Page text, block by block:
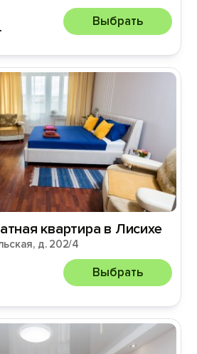
Выбрать
квартира в Лисихе
д. 202/4
Выбрать